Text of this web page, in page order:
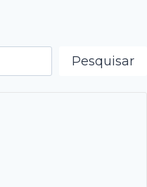
Pesquisar